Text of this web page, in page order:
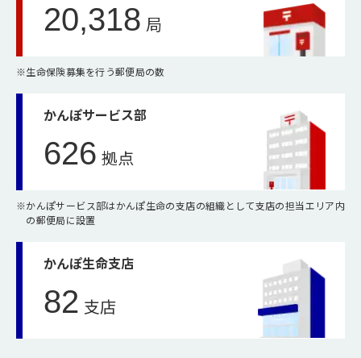
20,318 局
※生命保険募集を行う郵便局の数
かんぽサービス部
626 拠点
※かんぽサービス部はかんぽ生命の支店の組織として支店の担当エリア内
の郵便局に設置
かんぽ生命支店
82 支店